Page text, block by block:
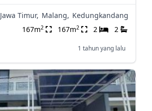
Jawa Timur, Malang, Kedungkandang
167m2 167m2 2 2
1 tahun yang lalu